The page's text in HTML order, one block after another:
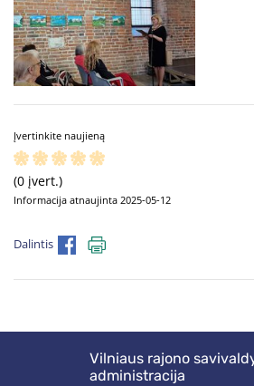
Įvertinkite naujieną
(0 įvert.)
Informacija atnaujinta 2025-05-12
Dalintis
Vilniaus rajono
administracija